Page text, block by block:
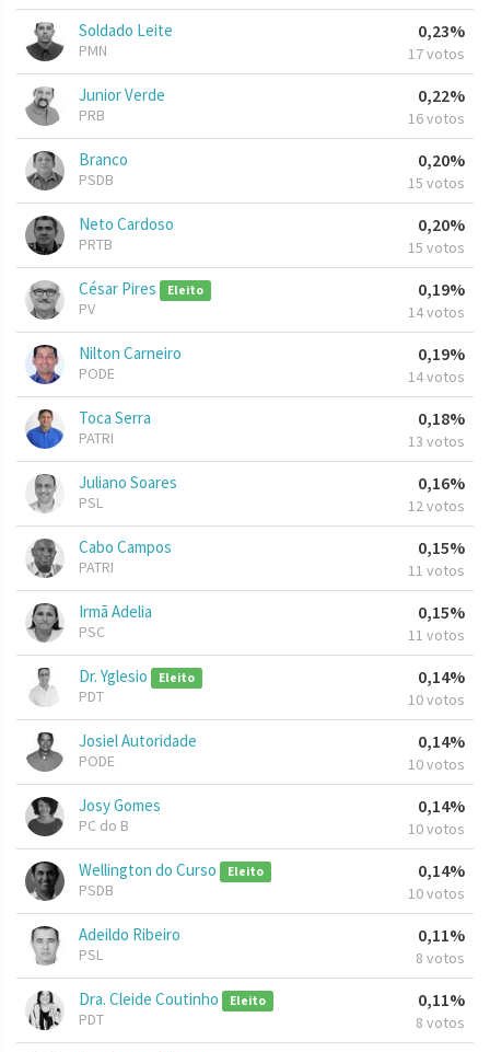
Soldado Leite
PMN
0,23%
17 votos
Junior Verde
PRB
0,22%
16 votos
Branco
PSDB
0,20%
15 votos
Neto Cardoso
PRTB
0,20%
15 votos
César Pires Eleito
PV
0,19%
14 votos
Nilton Carneiro
PODE
0,19%
14 votos
Toca Serra
PATRI
0,18%
13 votos
Juliano Soares
PSL
0,16%
12 votos
Cabo Campos
PATRI
0,15%
11 votos
Irmã Adelia
PSC
0,15%
11 votos
Dr. Yglesio Eleito
PDT
0,14%
10 votos
Josiel Autoridade
PODE
0,14%
10 votos
Josy Gomes
PC do B
0,14%
10 votos
Wellington do Curso Eleito
PSDB
0,14%
10 votos
Adeildo Ribeiro
PSL
0,11%
8 votos
Dra. Cleide Coutinho Eleito
PDT
0,11%
8 votos